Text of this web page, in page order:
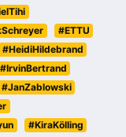
#ETTU
#HeidiHildebrand
#IrvinBertrand
#JanZablowski
#KiraKölling